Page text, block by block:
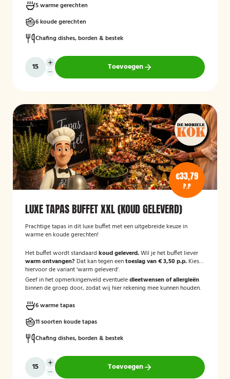
5 warme gerechten
6 koude gerechten
Chafing dishes, borden & bestek
Toevoegen
€33,79
P.P
LUXE TAPAS BUFFET XXL (KOUD GELEVERD)
Prachtige tapas in dit luxe buffet met een uitgebreide keuze in
warme en koude gerechten!
Het buffet wordt standaard koud geleverd.Wil je het buffet liever
warm ontvangen? Dat kan tegen eentoeslag van € 3,50 p.p. Kies
hiervoor de variant 'warm geleverd'.
Geef in het opmerkingenveld eventueledieetwensen of allergieën
binnen de groep door, zodat wij hier rekening mee kunnen houden.
6 warme tapas
11 soorten koude tapas
Chafing dishes, borden & bestek
Toevoegen